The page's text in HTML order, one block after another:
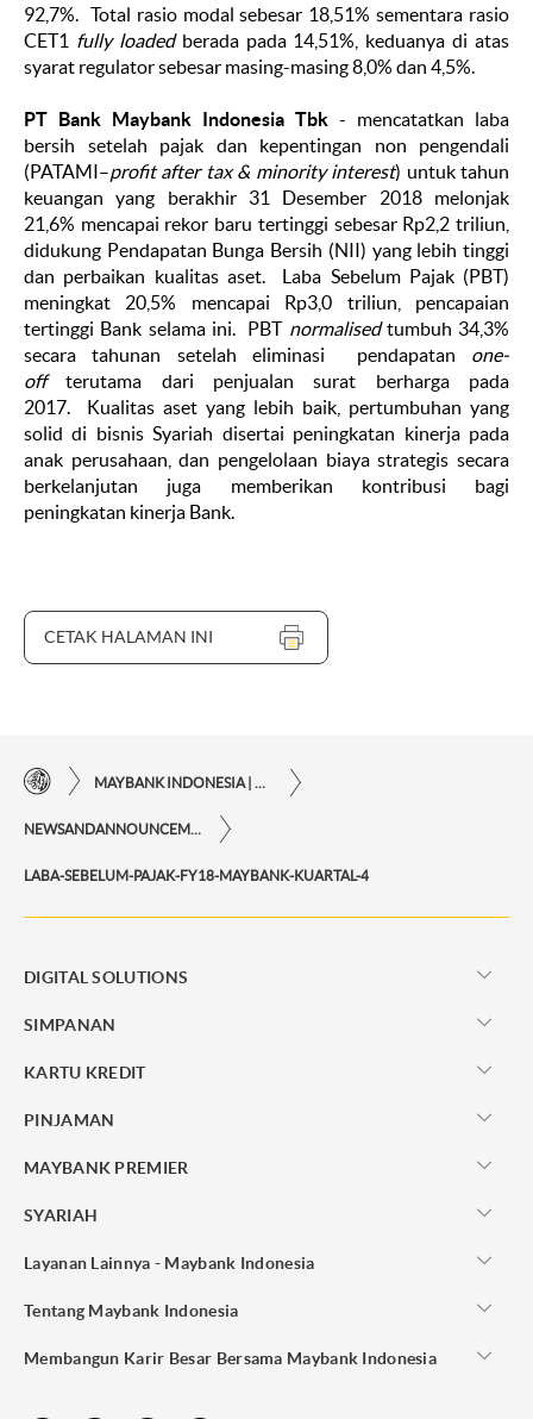
92,7%. Total rasio modal sebesar 18,51% sementara rasio
CET1 fully loadedberada pada 14,51%, keduanya di atas
syarat regulator sebesar masing-masing 8,0% dan 4,5%.
PT Bank Maybank Indonesia Tbk - mencatatkan laba
bersih setelah pajak dan kepentingan non pengendali
(PATAMI–profit after tax & minority interest) untuk tahun
keuangan yang berakhir 31 Desember 2018 melonjak
21,6% mencapai rekor baru tertinggi sebesar Rp2,2 triliun,
didukung Pendapatan Bunga Bersih (NII) yang lebih tinggi
dan perbaikan kualitas aset. Laba Sebelum Pajak (PBT)
meningkat 20,5% mencapai Rp3,0 triliun, pencapaian
tertinggi Bank selama ini. PBT normalisedtumbuh 34,3%
secara tahunan setelah eliminasi pendapatan one-
offterutama dari penjualan surat berharga pada
2017. Kualitas aset yang lebih baik, pertumbuhan yang
solid di bisnis Syariah disertai peningkatan kinerja pada
anak perusahaan, dan pengelolaan biaya strategis secara
berkelanjutan juga memberikan kontribusi bagi
peningkatan kinerja Bank.
CETAK HALAMAN INI
LABA-SEBELUM-PAJAK-FY18-MAYBANK-KUARTAL-4
DIGITAL SOLUTIONS
SIMPANAN
KARTU KREDIT
PINJAMAN
MAYBANK PREMIER
SYARIAH
Layanan Lainnya - Maybank Indonesia
Tentang Maybank Indonesia
Membangun Karir Besar Bersama Maybank Indonesia